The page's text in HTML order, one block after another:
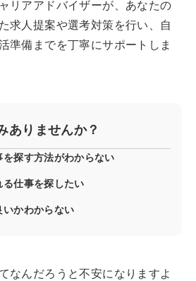
リアアドバイザーが、あなたの
求人提案や選考対策を行い、自
準備までを丁寧にサポートしま
ありませんか？
を探す方法がわからない
仕事を探したい
かわからない
なんだろうと不安になりますよ